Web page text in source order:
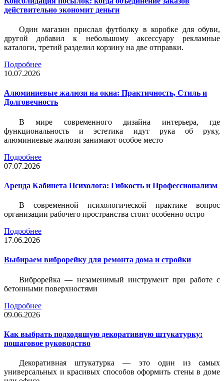
действительно экономит деньги
Один магазин прислал футболку в коробке для обуви,
другой добавил к небольшому аксессуару рекламные
каталоги, третий разделил корзину на две отправки.
Подробнее
10.07.2026
Алюминиевые жалюзи на окна: Практичность, Стиль и
Долговечность
В мире современного дизайна интерьера, где
функциональность и эстетика идут рука об руку,
алюминиевые жалюзи занимают особое место
Подробнее
07.07.2026
Аренда Кабинета Психолога: Гибкость и Профессионализм
В современной психологической практике вопрос
организации рабочего пространства стоит особенно остро
Подробнее
17.06.2026
Выбираем виброрейку для ремонта дома и стройки
Виброрейка — незаменимый инструмент при работе с
бетонными поверхностями
Подробнее
09.06.2026
Как выбрать подходящую декоративную штукатурку:
пошаговое руководство
Декоративная штукатурка — это один из самых
универсальных и красивых способов оформить стены в доме